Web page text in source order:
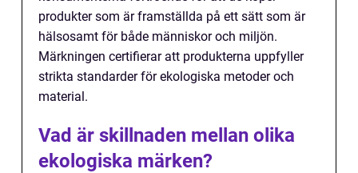
produkter som är framställda på ett sätt som är
hälsosamt för både människor och miljön.
Märkningen certifierar att produkterna uppfyller
strikta standarder för ekologiska metoder och
material.
Vad är skillnaden mellan olika
ekologiska märken?